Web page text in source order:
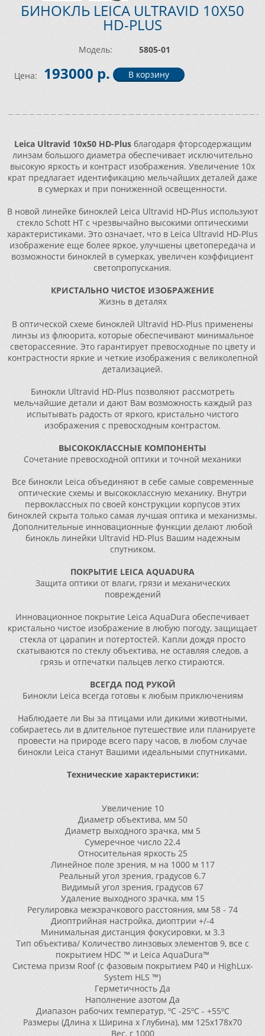
БИНОКЛЬ LEICA ULTRAVID 10X50
HD-PLUS
Модель: 5805-01
Цена: 193000 р.
Leica Ultravid 10х50 HD-Plusблагодаря фторсодержащим
линзам большого диаметра обеспечивает исключительно
высокую яркость и контраст изображения. Увеличение 10х
крат предлагает идентификацию мельчайших деталей даже
в сумерках и при пониженной освещенности.
В новой линейке биноклей Leica Ultravid HD-Plus используют
стекло Schott HT с чрезвычайно высокими оптическими
характеристиками. Это означает, что в Leica Ultravid HD-Plus
изображение еще более яркое, улучшены цветопередача и
возможности биноклей в сумерках, увеличен коэффициент
светопропускания.
КРИСТАЛЬНО ЧИСТОЕ ИЗОБРАЖЕНИЕ
Жизнь в деталях
В оптической схеме биноклей Ultravid HD-Plus применены
линзы из флюорита, которые обеспечивают минимальное
светорассеяние. Это гарантирует превосходные по цвету и
контрастности яркие и четкие изображения с великолепной
детализацией.
Бинокли Ultravid HD-Plus позволяют рассмотреть
мельчайшие детали и дают Вам возможность каждый раз
испытывать радость от яркого, кристально чистого
изображения с превосходным контрастом.
ВЫСОКОКЛАССНЫЕ КОМПОНЕНТЫ
Сочетание превосходной оптики и точной механики
Все бинокли Leica объединяют в себе самые современные
оптические схемы и высококлассную механику. Внутри
первоклассных по своей конструкции корпусов этих
биноклей скрыта только самая лучшая оптика и механизмы.
Дополнительные инновационные функции делают любой
бинокль линейки Ultravid HD-Plus Вашим надежным
спутником.
ПОКРЫТИЕ LEICA AQUADURA
Защита оптики от влаги, грязи и механических
повреждений
Инновационное покрытие Leica AquaDura обеспечивает
кристально чистое изображение в любую погоду, защищает
стекла от царапин и потертостей. Капли дождя просто
скатываются по стеклу объектива, не оставляя следов, а
грязь и отпечатки пальцев легко стираются.
ВСЕГДА ПОД РУКОЙ
Бинокли Leica всегда готовы к любым приключениям
Наблюдаете ли Вы за птицами или дикими животными,
собираетесь ли в длительное путешествие или планируете
провести на природе всего пару часов, в любом случае
бинокли Leica станут Вашими идеальными спутниками.
Технические характеристики:
Увеличение 10
Диаметр объектива, мм 50
Диаметр выходного зрачка, мм 5
Сумеречное число 22.4
Относительная яркость 25
Линейное поле зрения, м на 1000 м 117
Реальный угол зрения, градусов 6.7
Видимый угол зрения, градусов 67
Удаление выходного зрачка, мм 15
Регулировка межзрачкового расстояния, мм 58 - 74
Диоптрийная настройка, диоптрии +/-4
Минимальная дистанция фокусировки, м 3.3
Тип объектива/ Количество линзовых элементов 9, все с
покрытием HDC ™ и Leica AquaDura™
Система призм Roof (с фазовым покрытием P40 и HighLux-
System HLS ™)
Герметичность Да
Наполнение азотом Да
Диапазон рабочих температур, ºС -25ºC - +55ºC
Размеры (Длина x Ширина x Глубина), мм 125x178x70
Вес, г 1000